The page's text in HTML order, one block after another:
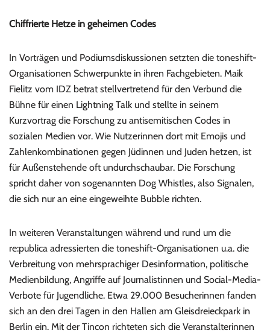
Chiffrierte Hetze in geheimen Codes
In Vorträgen und Podiumsdiskussionen setzten die toneshift-
Organisationen Schwerpunkte in ihren Fachgebieten. Maik
Fielitz vom IDZ betrat stellvertretend für den Verbund die
Bühne für einen Lightning Talk und stellte in seinem
Kurzvortrag die Forschung zu antisemitischen Codes in
sozialen Medien vor. Wie Nutzerinnen dort mit Emojis und
Zahlenkombinationen gegen Jüdinnen und Juden hetzen, ist
für Außenstehende oft undurchschaubar. Die Forschung
spricht daher von sogenannten Dog Whistles, also Signalen,
die sich nur an eine eingeweihte Bubble richten.
In weiteren Veranstaltungen während und rund um die
re:publica adressierten die toneshift-Organisationen u.a. die
Verbreitung von mehrsprachiger Desinformation, politische
Medienbildung, Angriffe auf Journalistinnen und Social-Media-
Verbote für Jugendliche. Etwa 29.000 Besucherinnen fanden
sich an den drei Tagen in den Hallen am Gleisdreieckpark in
Berlin ein. Mit der Tincon richteten sich die Veranstalterinnen